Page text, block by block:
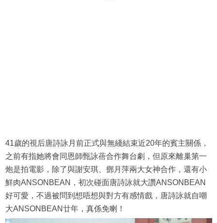
41歲的視后唐詩詠月前正式與無綫結束近20年的賓主關係，
之前有指她將會同恩師甄詠蓓合作舞台劇，但原來離巢第一
炮是拍電影，除了與謝安琪、鄧月萍兩大女神合作，還有小
鮮肉ANSONBEAN，初次碰面唐詩詠就大讚ANSONBEAN
好可愛，不過被問到想唔想與對方有感情戲，唐詩詠就自嘲
大ANSONBEAN廿年，真係免喇！